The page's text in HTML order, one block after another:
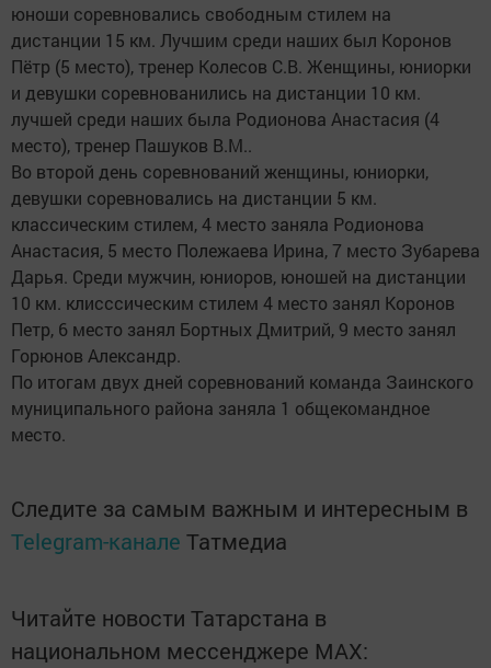
юноши соревновались свободным стилем на
дистанции 15 км. Лучшим среди наших был Коронов
Пётр (5 место), тренер Колесов С.В. Женщины, юниорки
и девушки соревнованились на дистанции 10 км.
лучшей среди наших была Родионова Анастасия (4
место), тренер Пашуков В.М..
Во второй день соревнований женщины, юниорки,
девушки соревновались на дистанции 5 км.
классическим стилем, 4 место заняла Родионова
Анастасия, 5 место Полежаева Ирина, 7 место Зубарева
Дарья. Среди мужчин, юниоров, юношей на дистанции
10 км. клисссическим стилем 4 место занял Коронов
Петр, 6 место занял Бортных Дмитрий, 9 место занял
Горюнов Александр.
По итогам двух дней соревнований команда Заинского
муниципального района заняла 1 общекомандное
место.
Следите за самым важным и интересным в
Telegram-канале Татмедиа
Читайте новости Татарстана в
национальном мессенджере MАХ: